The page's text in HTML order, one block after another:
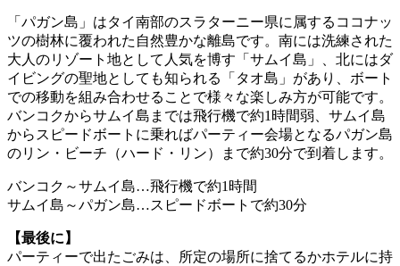
「パガン島」はタイ南部のスラターニー県に属するココナッ
ツの樹林に覆われた自然豊かな離島です。南には洗練された
大人のリゾート地として人気を博す「サムイ島」、北にはダ
イビングの聖地としても知られる「タオ島」があり、ボート
での移動を組み合わせることで様々な楽しみ方が可能です。
バンコクからサムイ島までは飛行機で約1時間弱、サムイ島
からスピードボートに乗ればパーティー会場となるパガン島
のリン・ビーチ（ハード・リン）まで約30分で到着します。
バンコク～サムイ島…飛行機で約1時間
サムイ島～パガン島…スピードボートで約30分
【最後に】
パーティーで出たごみは、所定の場所に捨てるかホテルに持